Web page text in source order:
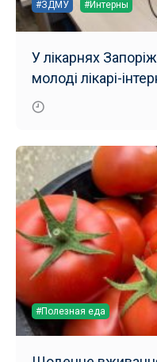
#ЗДМУ #Интерны
У лікарнях
молоді лікарі-
#Полезная еда